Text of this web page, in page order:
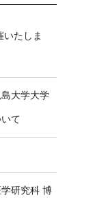
いたしま
大学大学
て
研究科 博